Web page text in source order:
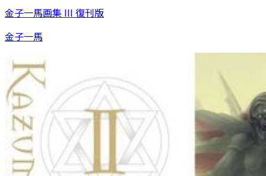
金子一馬画集 III 復刊版
金子一馬